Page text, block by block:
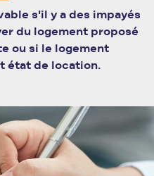
s'il y a des impayés
du logement proposé
ou si le logement
état de location.